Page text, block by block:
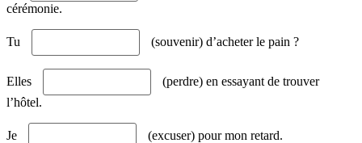
cérémonie.
Tu (souvenir) d’acheter le pain ?
Elles
(perdre) en essayant de trouver
l’hôtel.
Je (excuser) pour mon retard.